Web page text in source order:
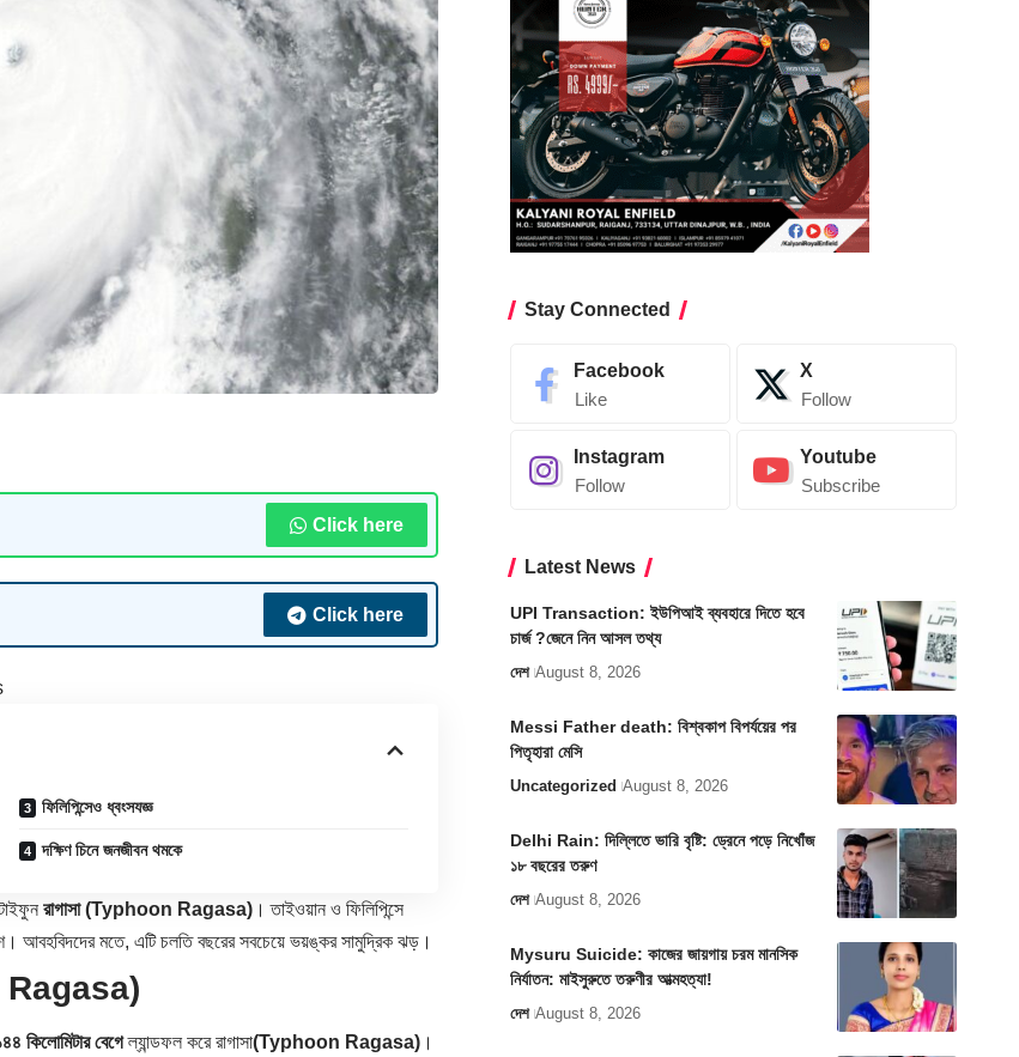
Click here
Click here
ফিলিপিন্সেও ধ্বংসযজ্ঞ
দক্ষিণ চিনে জনজীবন থমকে
রাগাসা (Typhoon Ragasa) । তাইওয়ান ও ফিলিপিন্সে
আবহবিদদের মতে, এটি চলতি বছরের সবচেয়ে ভয়ঙ্কর সামুদ্রিক ঝড়।
কিলোমিটার বেগেল্যান্ডফল করে রাগাসা(Typhoon Ragasa) ।
Stay Connected
Facebook
Like
X
Follow
Instagram
Follow
Youtube
Subscribe
Latest News
UPI Transaction: ইউপিআই ব্যবহারে দিতে হবে
চার্জ ?জেনে নিন আসল তথ্য
দেশ August 8, 2026
Messi Father death: বিশ্বকাপ বিপর্যয়ের পর
পিতৃহারা মেসি
Uncategorized August 8, 2026
Delhi Rain: দিল্লিতে ভারি বৃষ্টি: ড্রেনে পড়ে নিখোঁজ
১৮ বছরের তরুণ
দেশ August 8, 2026
Mysuru Suicide: কাজের জায়গায় চরম মানসিক
নির্যাতন: মাইসুরুতে তরুণীর আত্মহত্যা!
দেশ August 8, 2026